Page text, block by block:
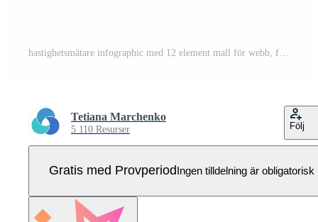
Tetiana Marchenko
5 110 Resurser Följ
Gratis med ProvperiodIngen tilldelning är obligatorisk